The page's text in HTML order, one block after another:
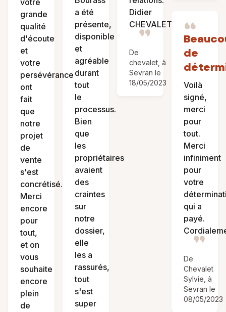
grande
qualité
d'écoute
et
votre
persévérance
ont
fait
que
notre
projet
de
vente
s'est
concrétisé.
Merci
encore
pour
tout,
et on
vous
souhaite
encore
plein
de
a été
présente,
disponible
et
agréable
durant
tout
le
processus.
Bien
que
les
propriétaires
avaient
des
craintes
sur
notre
dossier,
elle
les a
rassurés,
tout
s'est
super
Didier
CHEVALET
De
chevalet, à
Sevran le
18/05/2023
de
Voilà
signé,
merci
pour
tout.
Merci
infiniment
pour
votre
qui a
payé.
De
Chevalet
Sylvie, à
Sevran le
08/05/2023